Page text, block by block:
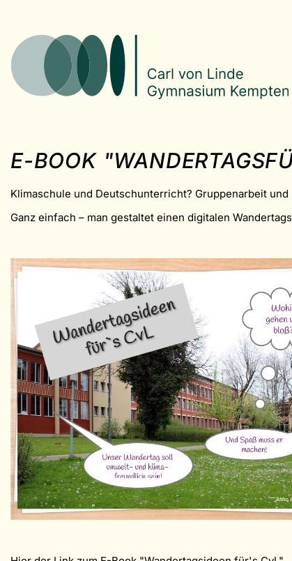
E-BOOK
Klimaschule und Deutschunterricht? Gruppenarbeit
Ganz einfach – man gestaltet einen digitalen